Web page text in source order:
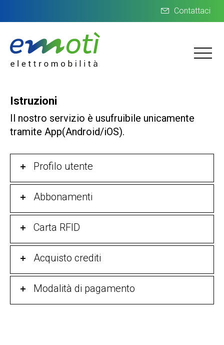
Contattaci
Istruzioni
Il nostro servizio è usufruibile unicamente
tramite App(Android/iOS).
Profilo utente
Abbonamenti
Carta RFID
Acquisto crediti
Modalità di pagamento